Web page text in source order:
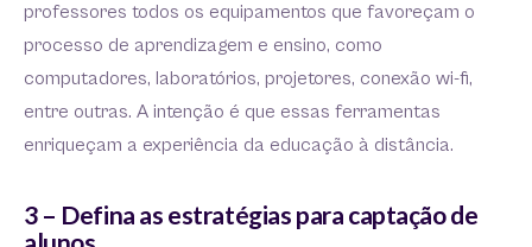
professores todos os equipamentos que favoreçam o
processo de aprendizagem e ensino, como
computadores, laboratórios, projetores, conexão wi-fi,
entre outras. A intenção é que essas ferramentas
enriqueçam a experiência da educação à distância.
3 – Defina as estratégias para captação de